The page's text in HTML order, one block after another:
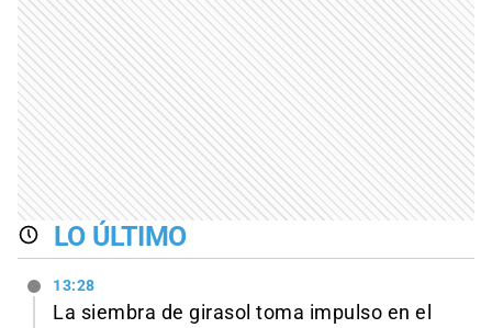
LO ÚLTIMO
13:28
La siembra de girasol toma impulso en el